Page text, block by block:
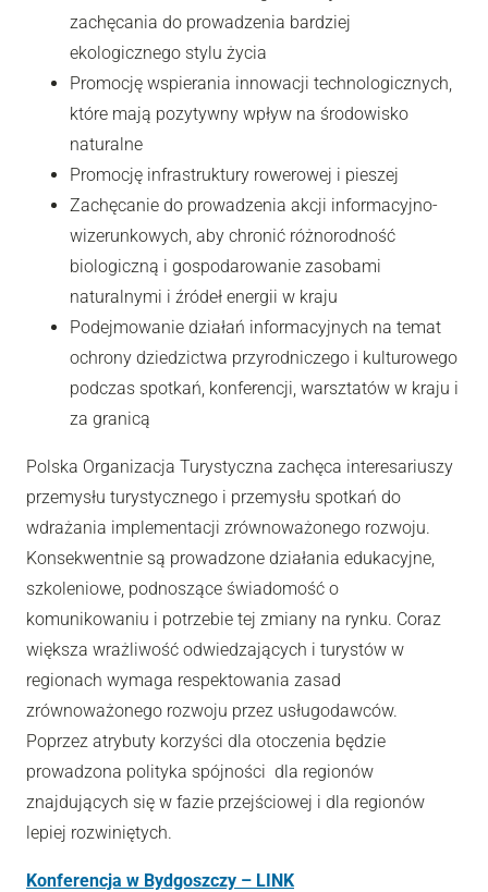
zachęcania do prowadzenia bardziej
ekologicznego stylu życia
Promocję wspierania innowacji technologicznych,
które mają pozytywny wpływ na środowisko
naturalne
Promocję infrastruktury rowerowej i pieszej
Zachęcanie do prowadzenia akcji informacyjno-
wizerunkowych, aby chronić różnorodność
biologiczną i gospodarowanie zasobami
naturalnymi i źródeł energii w kraju
Podejmowanie działań informacyjnych na temat
ochrony dziedzictwa przyrodniczego i kulturowego
podczas spotkań, konferencji, warsztatów w kraju i
za granicą
Polska Organizacja Turystyczna zachęca interesariuszy
przemysłu turystycznego i przemysłu spotkań do
wdrażania implementacji zrównoważonego rozwoju.
Konsekwentnie są prowadzone działania edukacyjne,
szkoleniowe, podnoszące świadomość o
komunikowaniu i potrzebie tej zmiany na rynku. Coraz
większa wrażliwość odwiedzających i turystów w
regionach wymaga respektowania zasad
zrównoważonego rozwoju przez usługodawców.
Poprzez atrybuty korzyści dla otoczenia będzie
prowadzona polityka spójności dla regionów
znajdujących się w fazie przejściowej i dla regionów
lepiej rozwiniętych.
Konferencja w Bydgoszczy – LINK